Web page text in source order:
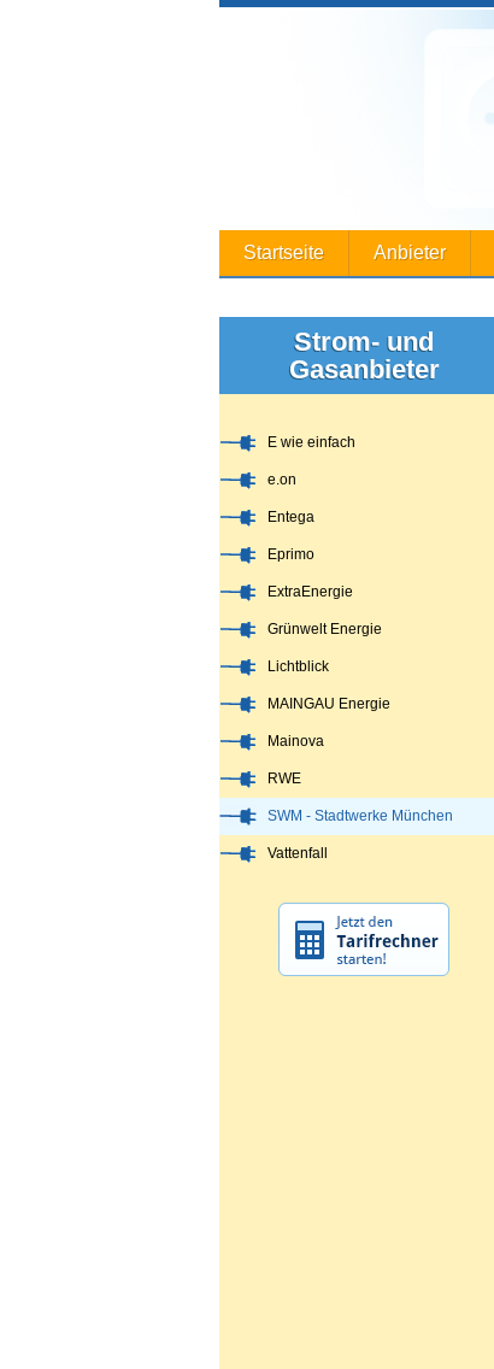
Startseite Anbieter
Strom- und
Gasanbieter
E wie einfach
e.on
Entega
Eprimo
ExtraEnergie
Grünwelt Energie
Lichtblick
MAINGAU Energie
Mainova
RWE
SWM - Stadtwerke München
Vattenfall